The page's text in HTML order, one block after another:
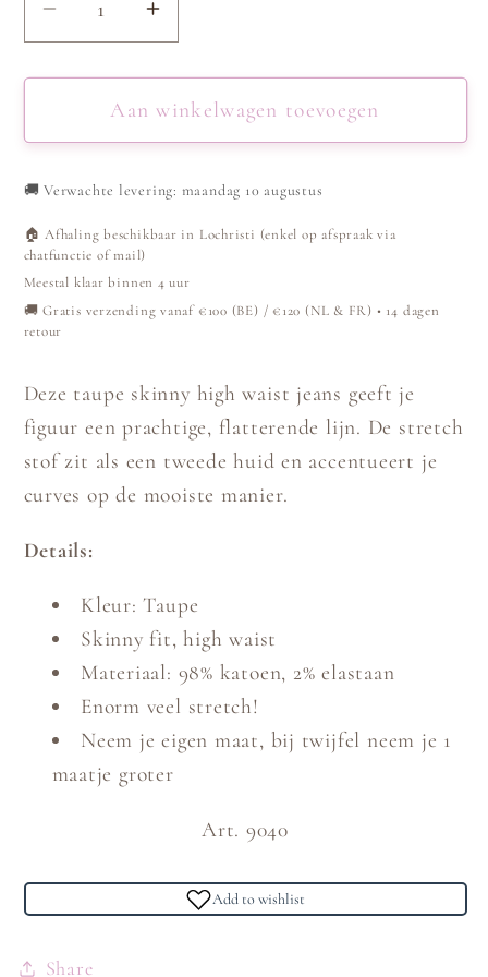
Aantal
verlagen
voor
Jeans
Skinny
Waist
-
Taupe
Aantal
verhogen
voor
Jeans
Skinny
Waist
-
Aan winkelwagen toevoegen
🚚Verwachte levering: maandag 10 augustus
🏠 Afhaling beschikbaar in Lochristi (enkel op afspraak via
chatfunctie of mail)
Meestal klaar binnen 4 uur
🚚 Gratis verzending vanaf €100 (BE) / €120 (NL & FR) • 14 dagen
retour
Deze taupe skinny high waist jeans geeft je
figuur een prachtige, flatterende lijn. De stretch
stof zit als een tweede huid en accentueert je
curves op de mooiste manier.
Details:
Kleur: Taupe
Skinny fit, high waist
Materiaal: 98% katoen, 2% elastaan
Enorm veel stretch!
Neem je eigen maat, bij twijfel neem je 1
maatje groter
Art. 9040
Add to wishlist
Share